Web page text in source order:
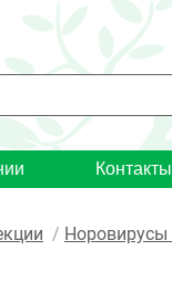
Контакты
Норовирусы